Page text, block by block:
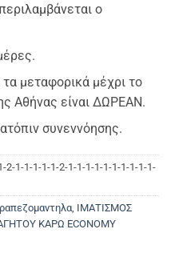
ο
μεταφορικά μέχρι το
Αθήνας είναι ΔΩΡΕΑΝ.
συνεννόησης.
2-1-1-1-1-1-2-1-1-1-1-1-1-1-1-1-1-
, ΙΜΑΤΙΣΜΟΣ
ΚΑΡΩ ECONOMY